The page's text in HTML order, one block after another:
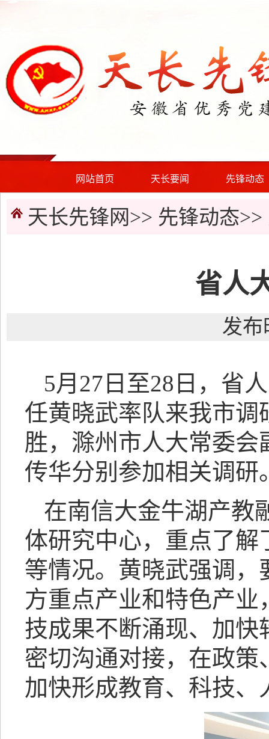
网站首页 天长要闻 先锋动态
天长先锋网>> 先锋动态>>
省人
发布
5月27日至28日，省
任黄晓武率队来我市
胜，滁州市人大常委
传华分别参加相关调研
在南信大金牛湖产教
体研究中心，重点了
等情况。黄晓武强调
方重点产业和特色产
技成果不断涌现、加
密切沟通对接，在政
加快形成教育、科技、